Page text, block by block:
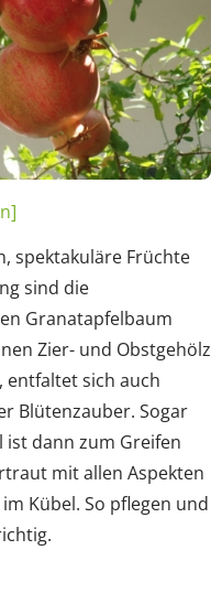
spektakuläre Früchte
sind die
Granatapfelbaum
Zier- und Obstgehölz
entfaltet sich auch
Blütenzauber. Sogar
dann zum Greifen
mit allen Aspekten
Kübel. So pflegen und